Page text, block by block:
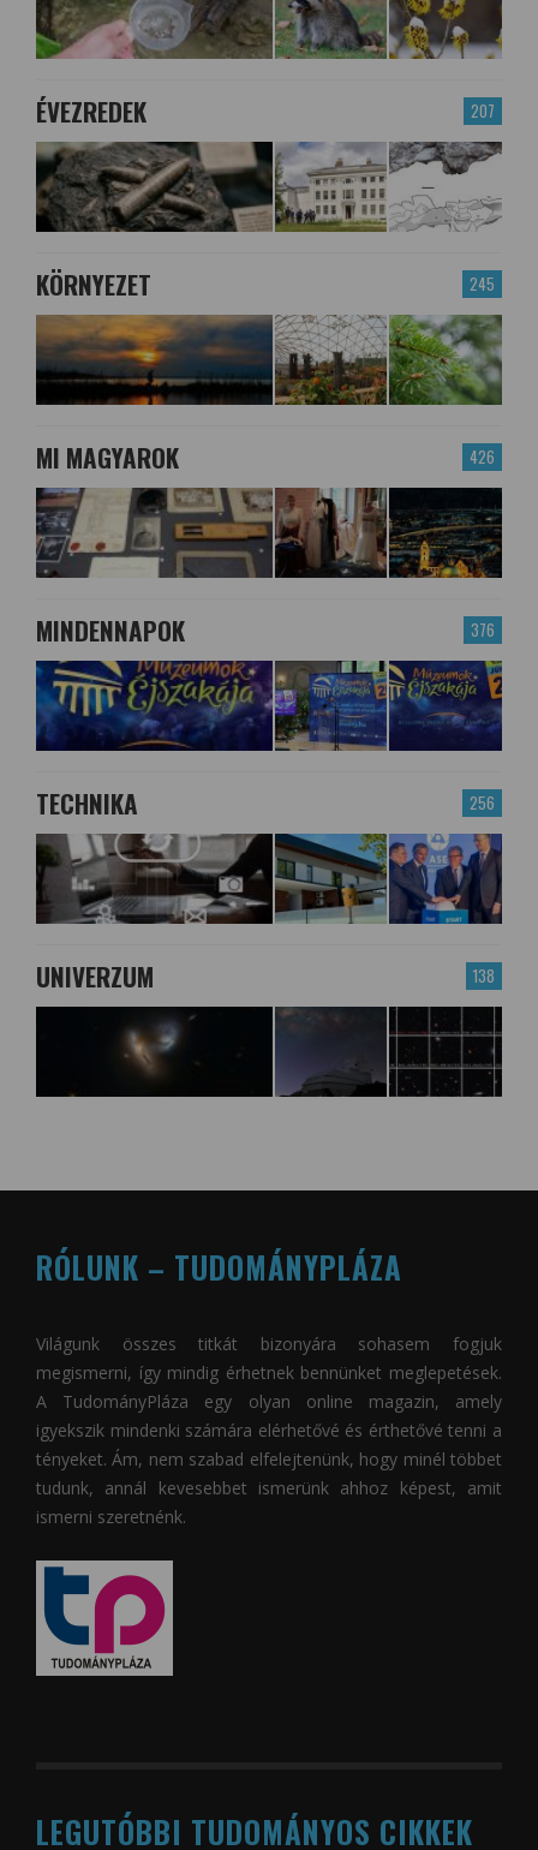
207
ÉVEZREDEK
245
KÖRNYEZET
426
MI MAGYAROK
376
MINDENNAPOK
256
TECHNIKA
138
UNIVERZUM
RÓLUNK – TUDOMÁNYPLÁZA
Világunk összes titkát bizonyára sohasem fogjuk
megismerni, így mindig érhetnek bennünket meglepetések.
A TudományPláza egy olyan online magazin, amely
igyekszik mindenki számára elérhetővé és érthetővé tenni a
tényeket. Ám, nem szabad elfelejtenünk, hogy minél többet
tudunk, annál kevesebbet ismerünk ahhoz képest, amit
ismerni szeretnénk.
LEGUTÓBBI TUDOMÁNYOS CIKKEK